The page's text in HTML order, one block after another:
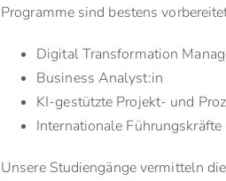
Programme sind bestens
Digital Transformation
Business Analyst:in
KI-gestützte Projekt- und
Internationale
Unsere Studiengänge vermitteln